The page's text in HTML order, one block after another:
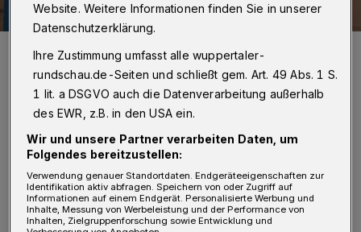
der Wuppertaler Gemeinschaftsgrundschule Haarhausen im Einsatz.
Foto: Bergische Uni
„Wir erhoffen uns dadurch eine Verbesserung
der sozial-emotionalen Kompetenzen der
Website. Weitere Informationen finden Sie in unserer
Datenschutzerklärung.
Ihre Zustimmung umfasst alle wuppertaler-
rundschau.de-Seiten und schließt gem. Art. 49 Abs. 1 S.
1 lit. a DSGVO auch die Datenverarbeitung außerhalb
des EWR, z.B. in den USA ein.
Wir und unsere Partner verarbeiten Daten, um
Folgendes bereitzustellen:
Verwendung genauer Standortdaten. Endgeräteeigenschaften zur
Identifikation aktiv abfragen. Speichern von oder Zugriff auf
Informationen auf einem Endgerät. Personalisierte Werbung und
Inhalte, Messung von Werbeleistung und der Performance von
Inhalten, Zielgruppenforschung sowie Entwicklung und